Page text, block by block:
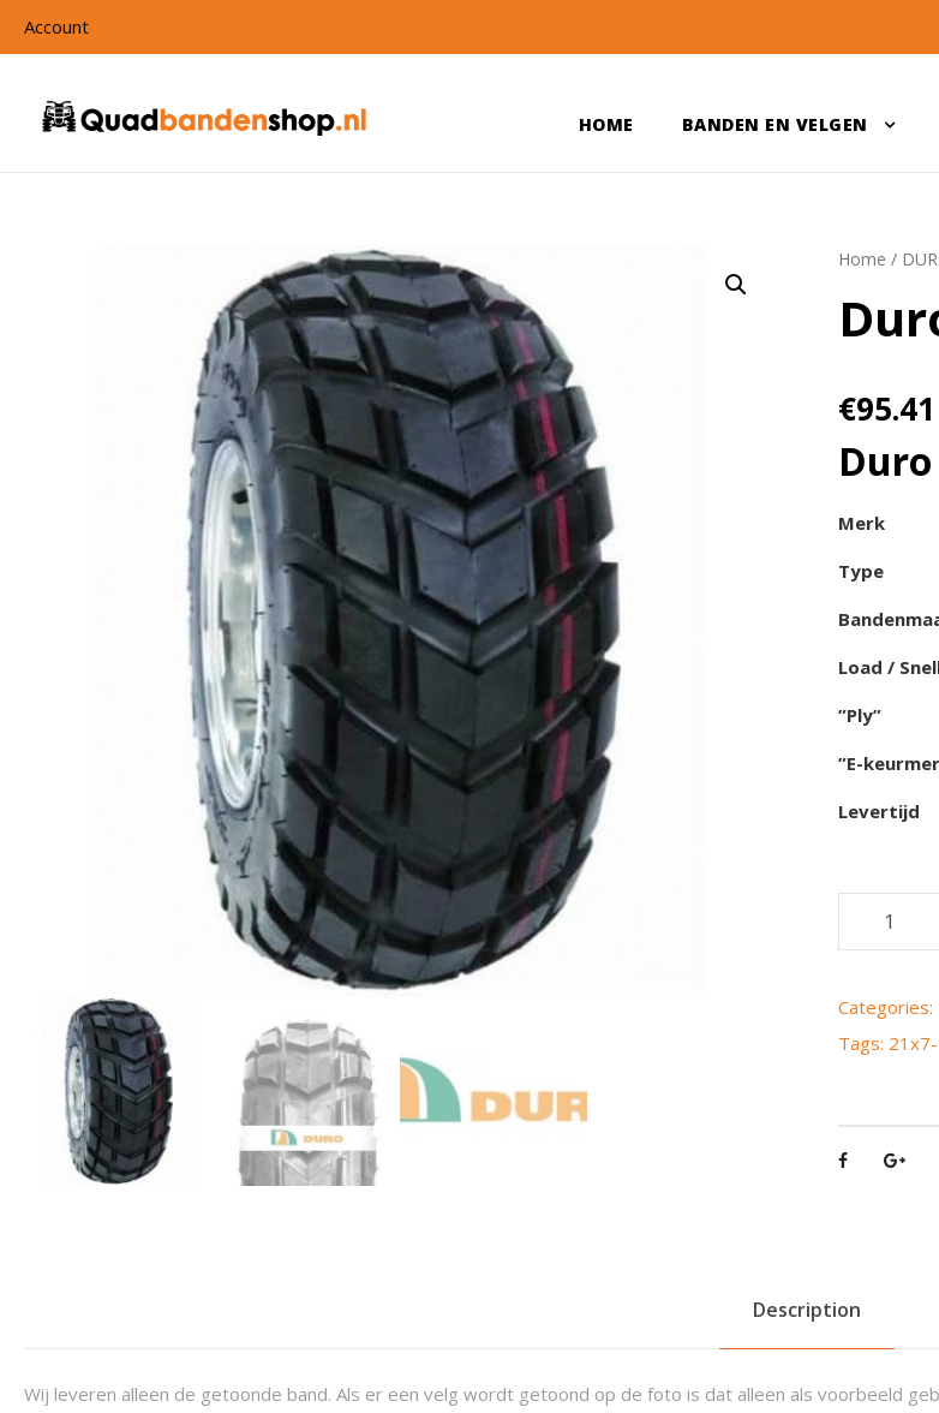
Account
HOME BANDEN EN VELGEN
Home /
€95.41
Merk
Type
Load /
”Ply”
”E-
Levertijd
o
F
4
1
0
Categories:
Tags:
Description
Wij leveren alleen de getoonde band. Als er een velg wordt getoond op de foto is dat alleen als voorbeeld